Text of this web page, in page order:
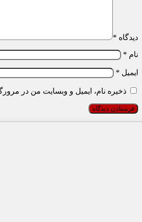
دیدگاه *
نام *
ایمیل *
ذخیره نام، ایمیل و وبسایت من در